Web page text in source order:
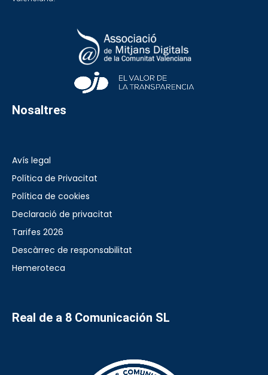
Nosaltres
Avís legal
Política de Privacitat
Política de cookies
Declaració de privacitat
Tarifes 2026
Descàrrec de responsabilitat
Hemeroteca
Real de a 8 Comunicación SL